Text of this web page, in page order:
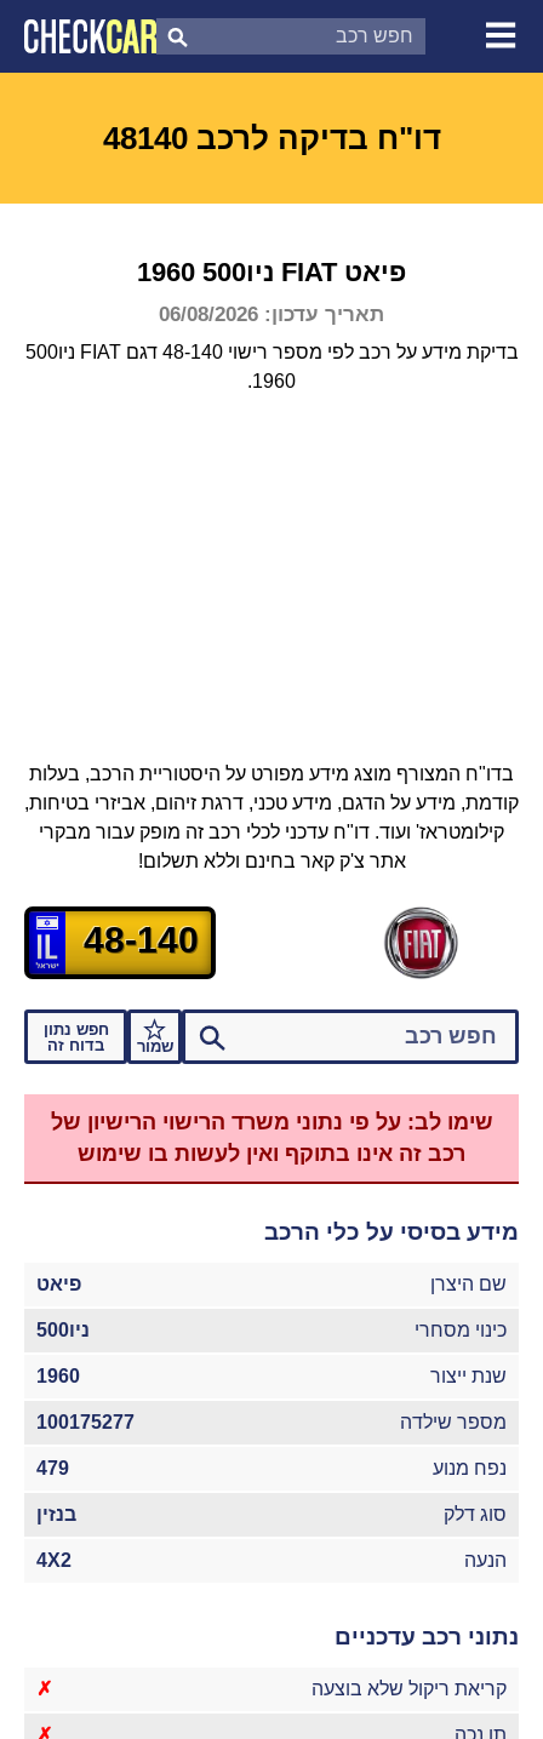
צ'ק קאר
דוח בדיקת רכב
דו"ח בדיקה לרכב 48140
פיאט FIAT ניו500 1960
תאריך עדכון: 06/08/2026
בדיקת מידע על רכב לפי מספר רישוי 48-140 דגם FIAT ניו500
1960.
בדו"ח המצורף מוצג מידע מפורט על היסטוריית הרכב, בעלות
קודמת, מידע על הדגם, מידע טכני, דרגת זיהום, אביזרי בטיחות,
קילומטראז' ועוד. דו"ח עדכני לכלי רכב זה מופק עבור מבקרי
אתר צ'ק קאר בחינם וללא תשלום!
שמור
חפש נתון
בדוח זה
48-140
שימו לב: על פי נתוני משרד הרישוי הרישיון של
רכב זה אינו בתוקף ואין לעשות בו שימוש
מידע בסיסי על כלי הרכב
שם היצרן פיאט
כינוי מסחרי ניו500
שנת ייצור 1960
מספר שילדה 100175277
נפח מנוע 479
סוג דלק בנזין
הנעה 4X2
נתוני רכב עדכניים
קריאת ריקול שלא בוצעה ✗
תו נכה ✗